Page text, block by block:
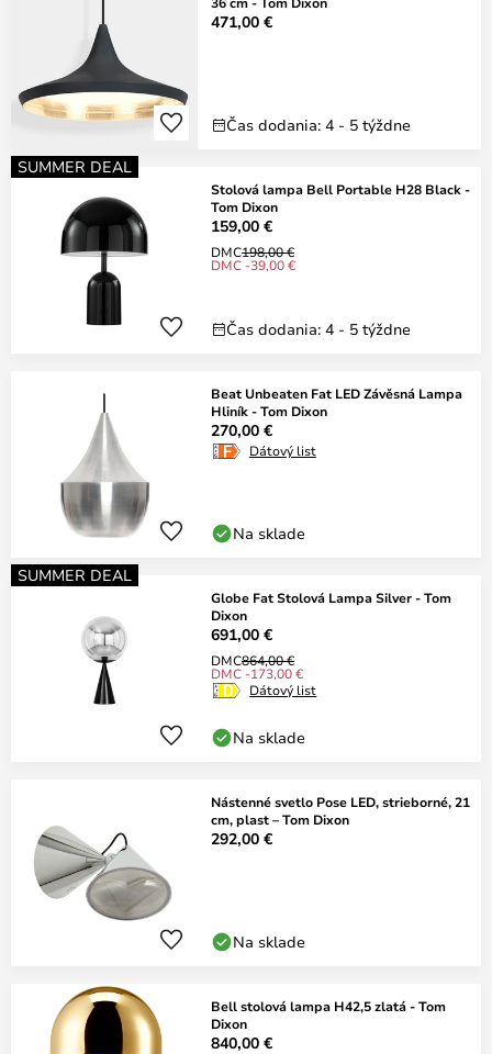
471,00 €
Čas dodania: 4 - 5 týždne
SUMMER DEAL
Stolová lampa Bell Portable H28 Black -
Tom Dixon
159,00 €
DMC198,00 €
DMC -39,00 €
Čas dodania: 4 - 5 týždne
Beat Unbeaten Fat LED Závěsná Lampa
Hliník - Tom Dixon
270,00 €
Dátový list
Na sklade
SUMMER DEAL
Globe Fat Stolová Lampa Silver - Tom
Dixon
691,00 €
DMC864,00 €
DMC -173,00 €
Dátový list
Na sklade
Nástenné svetlo Pose LED, strieborné, 21
cm, plast – Tom Dixon
292,00 €
Na sklade
Bell stolová lampa H42,5 zlatá - Tom
Dixon
840,00 €